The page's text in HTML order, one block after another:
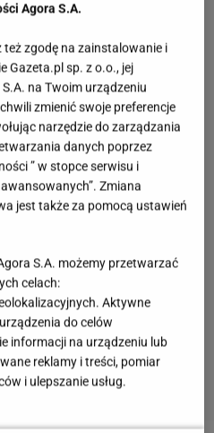
Agora S.A.
też zgodę na zainstalowanie i
Gazeta.pl sp. z o.o., jej
na Twoim urządzeniu
zmienić swoje preferencje
narzędzie do zarządzania
danych poprzez
” w stopce serwisu i
Zmiana
jest także za pomocą ustawień
S.A. możemy przetwarzać
celach:
Aktywne
do celów
informacji na urządzeniu lub
reklamy i treści, pomiar
i ulepszanie usług.